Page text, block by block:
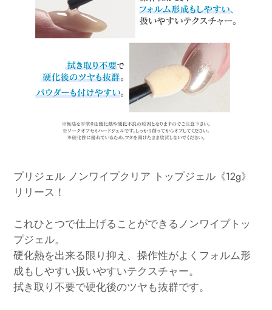
プリジェル ノンワイプクリア トップジェル《12g》
リリース！
これひとつで仕上げることができるノンワイプトッ
プジェル。
硬化熱を出来る限り抑え、操作性がよくフォルム形
成もしやすい扱いやすいテクスチャー。
拭き取り不要で硬化後のツヤも抜群です。